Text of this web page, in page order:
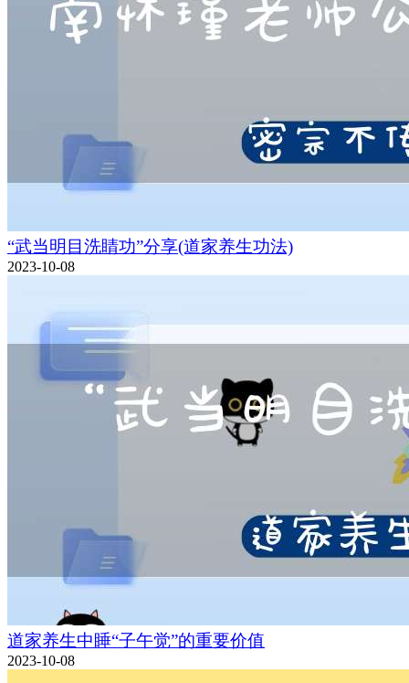
“武当明目洗睛功”分享(道家养生功法)
2023-10-08
道家养生中睡“子午觉”的重要价值
2023-10-08